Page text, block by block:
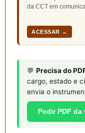
da CCT em
ACESSAR →
💬 Precisa do
cargo, estado e
envia o
Pedir PDF